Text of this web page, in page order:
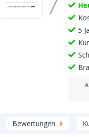
5
Bewertungen